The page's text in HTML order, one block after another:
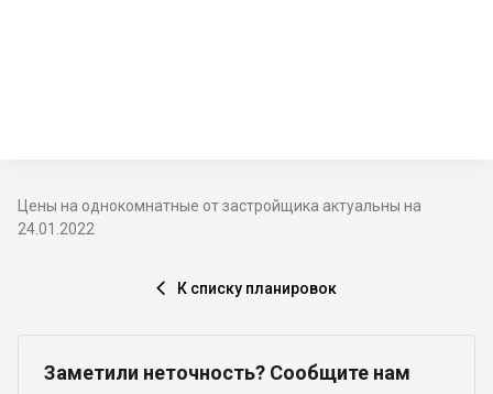
Цены на однокомнатные от застройщика актуальны на
24.01.2022
 К списку планировок
Заметили неточность? Сообщите нам